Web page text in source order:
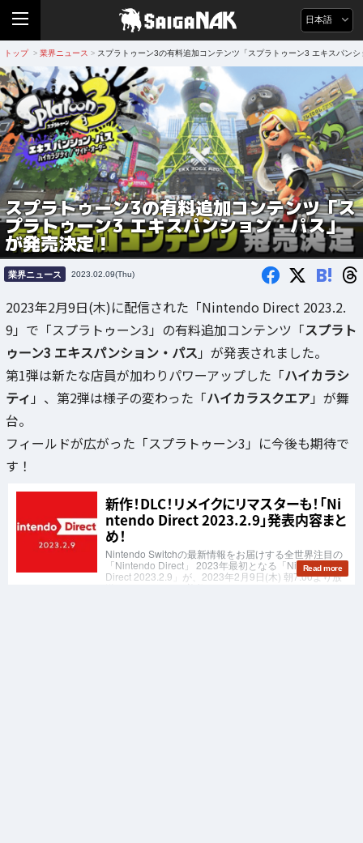
日本語
トップ > 業界ニュース > スプラトゥーン3の有料追加コンテンツ「スプラトゥーン3 エキスパン
スプラトゥーン3の有料追加コンテンツ「ス
プラトゥーン3 エキスパンション・パス」
が発売決定！
業界ニュース 2023.02.09(Thu) B!
2023年2月9日(木)に配信された「Nintendo Direct 2023.2.
9」で「スプラトゥーン3」の有料追加コンテンツ「スプラト
ゥーン3 エキスパンション・パス 」が発表されました。
第1弾は新たな店員が加わりパワーアップした「ハイカラシ
ティ 」、第2弾は様子の変わった「ハイカラスクエア」が舞
台。
フィールドが広がった「スプラトゥーン3」に今後も期待で
す！